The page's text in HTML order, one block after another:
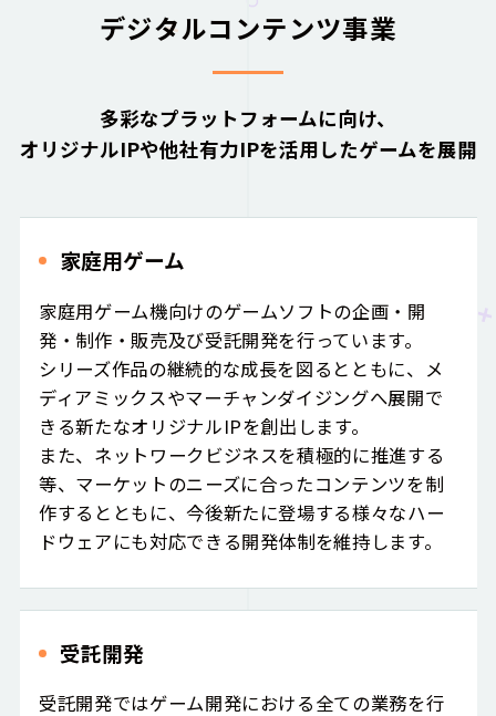
デジタルコンテンツ事業
多彩なプラットフォームに向け、
オリジナルIPや他社有力IPを活用したゲームを展開
家庭用ゲーム
家庭用ゲーム機向けのゲームソフトの企画・開
発・制作・販売及び受託開発を行っています。
シリーズ作品の継続的な成長を図るとともに、メ
ディアミックスやマーチャンダイジングへ展開で
きる新たなオリジナルIPを創出します。
また、ネットワークビジネスを積極的に推進する
等、マーケットのニーズに合ったコンテンツを制
作するとともに、今後新たに登場する様々なハー
ドウェアにも対応できる開発体制を維持します。
受託開発
受託開発ではゲーム開発における全ての業務を行